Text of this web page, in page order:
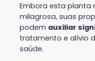
Embora esta planta
milagrosa, suas
podem auxiliar
tratamento e alívio
saúde.